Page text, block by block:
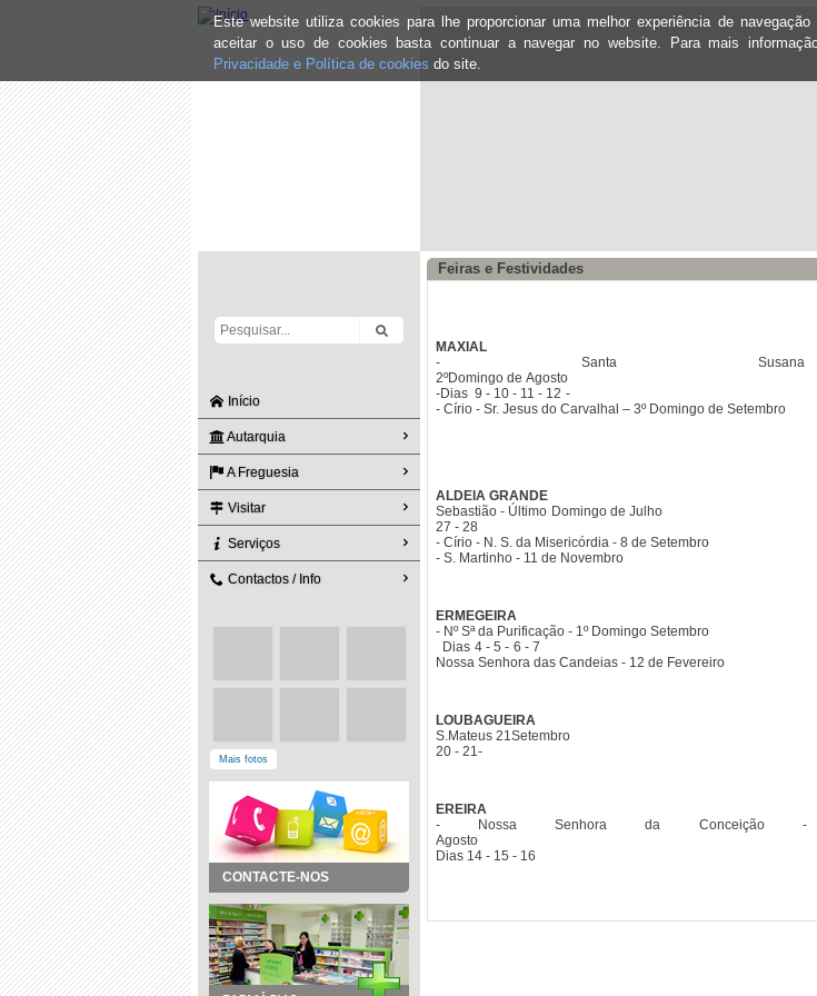
Este website utiliza cookies para lhe proporcionar uma melhor experiência de
aceitar o uso de cookies basta continuar a navegar no website. Para mais
Privacidade e Política de cookies do site.
Início
Autarquia
A Freguesia
Visitar
Serviços
Contactos / Info
Mais fotos
CONTACTE-NOS
Feiras e Festividades
MAXIAL
- Santa
2ºDomingo de
-Dias 9 - 10 -
- Círio - Sr. Jesus do Carvalhal – 3º Domingo de Setembro
ALDEIA GRANDE
Sebastião - Último Domingo de Julho -
27 - 28
- Círio - N. S. da Misericórdia - 8 de Setembro
- S. Martinho - 11 de Novembro
ERMEGEIRA
- Nº Sª da Purificação - 1º Domingo Setembro
Dias 4 - 5
Nossa Senhora das Candeias - 12 de Fevereiro
LOUBAGUEIRA
S.Mateus 21Setembro
20 - 21-
EREIRA
- Nossa Senhora da
Agosto
Dias 14 - 15 - 16